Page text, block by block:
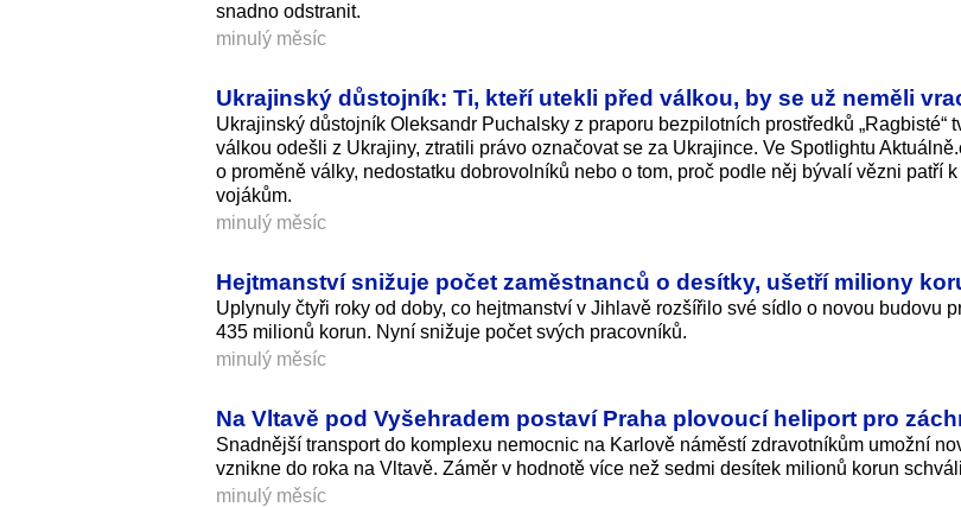
snadno odstranit.
minulý měsíc
Ukrajinský důstojník: Ti, kteří utekli před válkou, by se už neměli
Ukrajinský důstojník Oleksandr Puchalsky z praporu bezpilotních prostředků „Ragbisté“
válkou odešli z Ukrajiny, ztratili právo označovat se za Ukrajince. Ve Spotlightu
o proměně války, nedostatku dobrovolníků nebo o tom, proč podle něj bývalí vězni patří
vojákům.
minulý měsíc
Hejtmanství snižuje počet zaměstnanců o desítky, ušetří miliony
Uplynuly čtyři roky od doby, co hejtmanství v Jihlavě rozšířilo své sídlo o novou budovu
435 milionů korun. Nyní snižuje počet svých pracovníků.
minulý měsíc
Na Vltavě pod Vyšehradem postaví Praha plovoucí heliport pro
Snadnější transport do komplexu nemocnic na Karlově náměstí zdravotníkům umožní
vznikne do roka na Vltavě. Záměr v hodnotě více než sedmi desítek milionů korun
minulý měsíc